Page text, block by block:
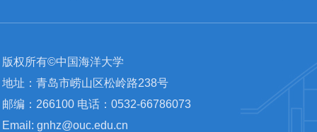
版权所有©中国海洋大学
地址：青岛市崂山区松岭路238号
邮编：266100 电话：0532-66786073
Email: gnhz@ouc.edu.cn